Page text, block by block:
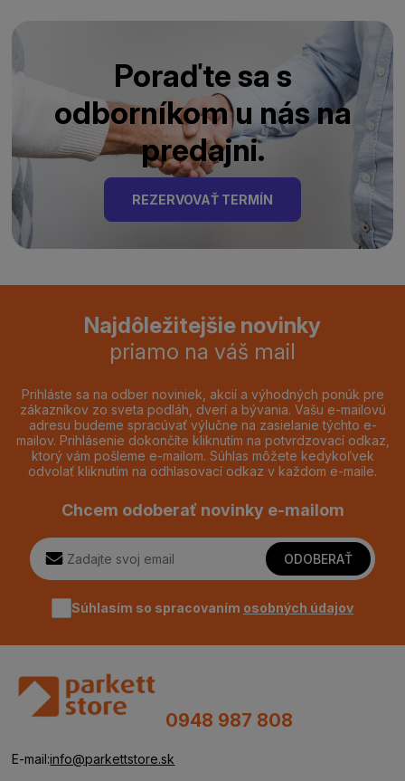
Poraďte sa s
odborníkom u nás na
predajni.
REZERVOVAŤ TERMÍN
Najdôležitejšie novinky
priamo na váš mail
Prihláste sa na odber noviniek, akcií a výhodných ponúk pre
zákazníkov zo sveta podláh, dverí a bývania. Vašu e-mailovú
adresu budeme spracúvať výlučne na zasielanie týchto e-
mailov. Prihlásenie dokončíte kliknutím na potvrdzovací odkaz,
ktorý vám pošleme e-mailom. Súhlas môžete kedykoľvek
odvolať kliknutím na odhlasovací odkaz v každom e-maile.
Chcem odoberať novinky e-mailom
ODOBERAŤ
Súhlasím so spracovaním osobných údajov
0948 987 808
E-mail:info@parkettstore.sk